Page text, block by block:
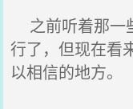
之前听着那一
行了，但现在看
以相信的地方。